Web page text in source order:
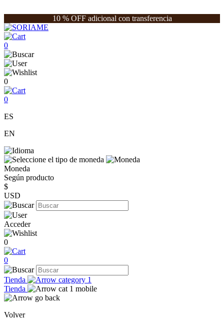
10 % OFF adicional con transferencia
0
0
0
ES
EN
Moneda
Según producto
$
USD
Acceder
0
0
Tienda
Tienda
Volver